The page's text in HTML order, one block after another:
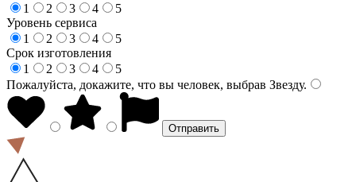
1
2 3 4
5
Уровень сервиса
1
2 3 4
5
Срок изготовления
1
2 3 4
5
Пожалуйста, докажите, что вы человек, выбрав Звезду.